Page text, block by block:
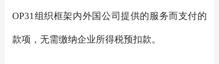
OP31组织框架内外国公司提供的服务而支付的
款项，无需缴纳企业所得税预扣款。